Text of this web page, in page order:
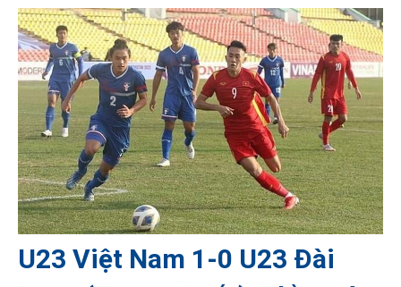
U23 Việt Nam 1-0 U23 Đài